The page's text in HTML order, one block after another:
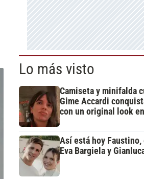
Lo más visto
Camiseta y minifalda
Gime Accardi
con un original look
Así está hoy Faustino,
Eva Bargiela y